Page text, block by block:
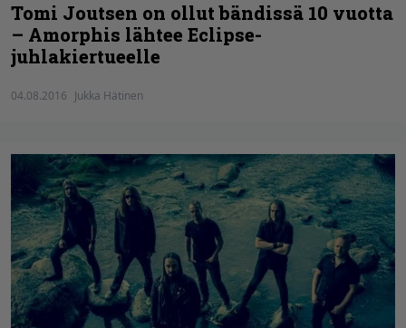
Tomi Joutsen on ollut bändissä 10 vuotta
– Amorphis lähtee Eclipse-
juhlakiertueelle
04.08.2016 Jukka Hätinen